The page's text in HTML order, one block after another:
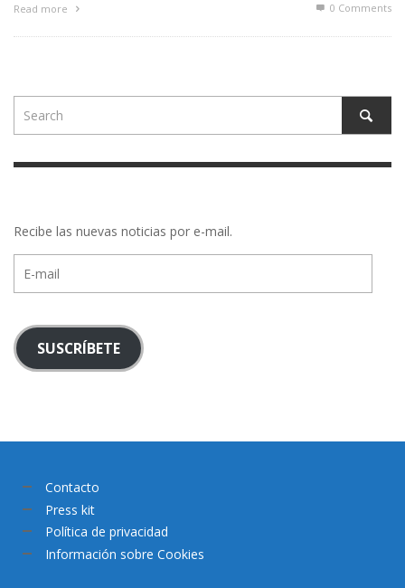
Read more 0 Comments
Recibe las nuevas noticias por e-mail.
mail
SUSCRÍBETE
Contacto
Press kit
Política de privacidad
Información sobre Cookies